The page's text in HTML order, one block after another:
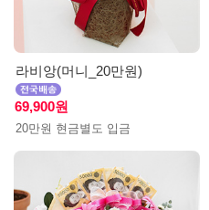
라비앙(머니_20만원)
69,900원
20만원 현금별도 입금